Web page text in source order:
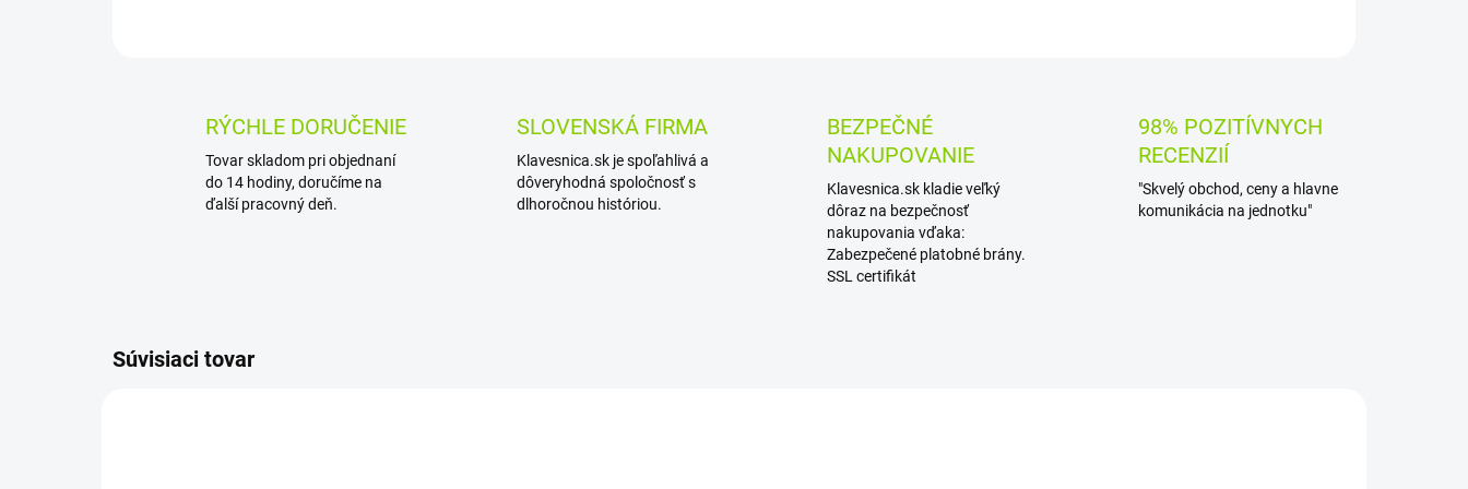
RÝCHLE DORUČENIE
Tovar skladom pri objednaní
do 14 hodiny, doručíme na
ďalší pracovný deň.
SLOVENSKÁ FIRMA
Klavesnica.sk je spoľahlivá a
dôveryhodná spoločnosť s
dlhoročnou históriou.
BEZPEČNÉ
NAKUPOVANIE
Klavesnica.sk kladie veľký
dôraz na bezpečnosť
nakupovania vďaka:
Zabezpečené platobné brány.
SSL certifikát
98% POZITÍVNYCH
RECENZIÍ
"Skvelý obchod, ceny a hlavne
komunikácia na jednotku"
Súvisiaci tovar